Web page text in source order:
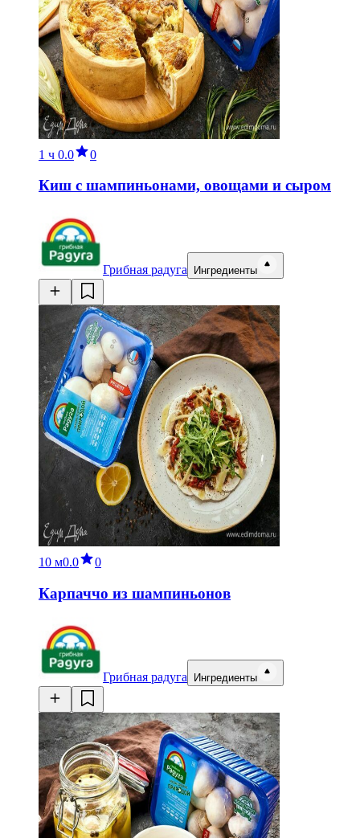
1 ч 0.0 0
Киш с шампиньонами, овощами и сыром
Грибная радуга Ингредиенты
10 м0.0 0
Карпаччо из шампиньонов
Грибная радуга Ингредиенты